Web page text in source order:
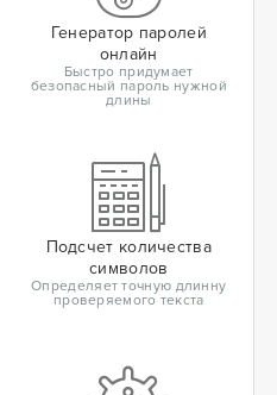
Генератор паролей
онлайн
Быстро придумает
безопасный пароль нужной
длины
Подсчет количества
символов
Определяет точную длинну
проверяемого текста